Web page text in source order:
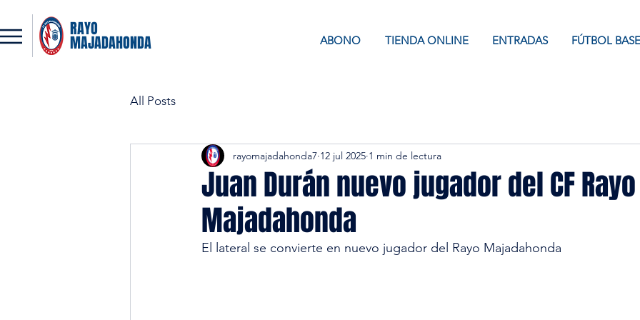
ABONO TIENDA ONLINE ENTRADAS FÚTBOL BASE
RAYO
MAJADAHONDA
All Posts
Juan Durán nuevo jugador del CF Rayo
Majadahonda
rayomajadahonda7 12 jul 2025 1 min de lectura
El lateral se convierte en nuevo jugador del Rayo Majadahonda